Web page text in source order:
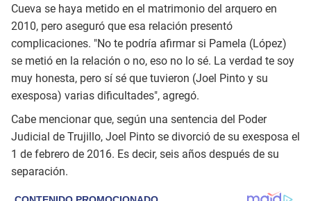
Cueva se haya metido en el matrimonio del arquero en
2010, pero aseguró que esa relación presentó
complicaciones. "No te podría afirmar si Pamela (López)
se metió en la relación o no, eso no lo sé. La verdad te soy
muy honesta, pero sí sé que tuvieron (Joel Pinto y su
exesposa) varias dificultades", agregó.
Cabe mencionar que, según una sentencia del Poder
Judicial de Trujillo, Joel Pinto se divorció de su exesposa el
1 de febrero de 2016. Es decir, seis años después de su
separación.